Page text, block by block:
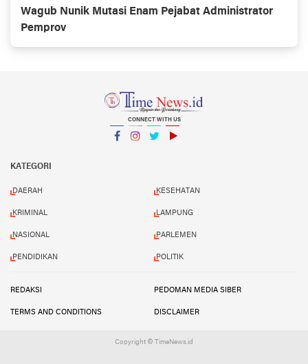
Wagub Nunik Mutasi Enam Pejabat Administrator
Pemprov
CONNECT WITH US
KATEGORI
DAERAH KESEHATAN
KRIMINAL LAMPUNG
NASIONAL PARLEMEN
PENDIDIKAN POLITIK
REDAKSI PEDOMAN MEDIA SIBER
TERMS AND CONDITIONS DISCLAIMER
Copyright © TimeNews.id